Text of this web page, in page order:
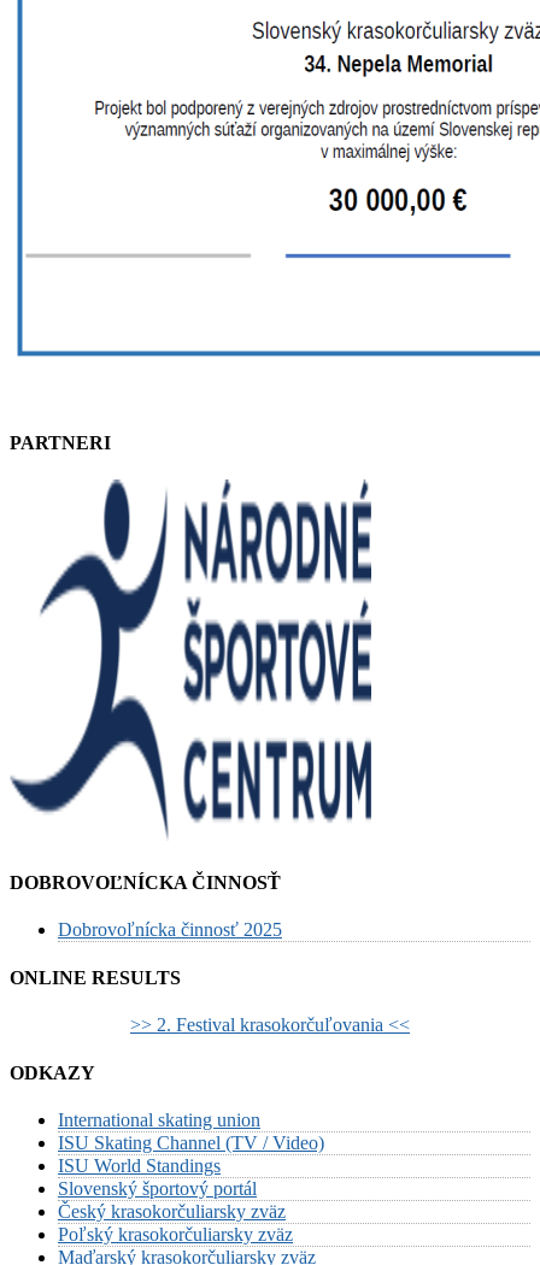
PARTNERI
DOBROVOĽNÍCKA ČINNOSŤ
Dobrovoľnícka činnosť 2025
ONLINE RESULTS
>> 2. Festival krasokorčuľovania <<
ODKAZY
International skating union
ISU Skating Channel (TV / Video)
ISU World Standings
Slovenský športový portál
Český krasokorčuliarsky zväz
Poľský krasokorčuliarsky zväz
Maďarský krasokorčuliarsky zväz